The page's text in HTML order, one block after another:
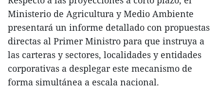
Ministerio de Agricultura y Medio Ambiente
presentará un informe detallado con propuestas
directas al Primer Ministro para que instruya a
las carteras y sectores, localidades y entidades
corporativas a desplegar este mecanismo de
forma simultánea a escala nacional.